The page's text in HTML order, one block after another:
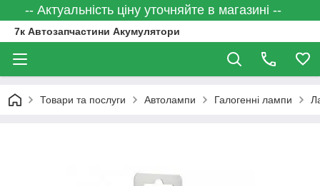
-- Актуальність ціну уточняйте в магазині --
7к Автозапчастини Акумулятори
Товари та послуги Автолампи Галогенні лампи